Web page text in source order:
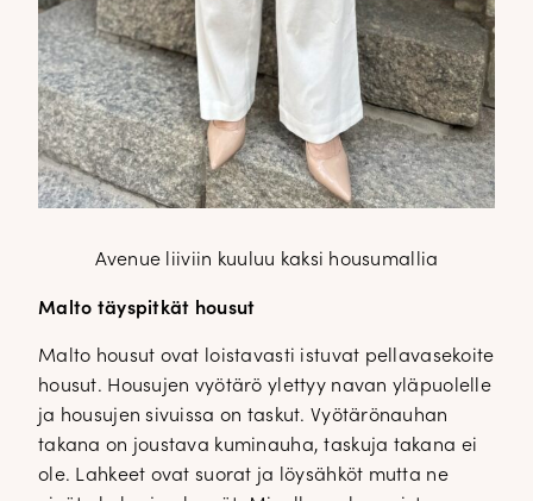
Avenue liiviin kuuluu kaksi housumallia
Malto täyspitkät housut
Malto housut ovat loistavasti istuvat pellavasekoite
housut. Housujen vyötärö ylettyy navan yläpuolelle
ja housujen sivuissa on taskut. Vyötärönauhan
takana on joustava kuminauha, taskuja takana ei
ole. Lahkeet ovat suorat ja löysähköt mutta ne